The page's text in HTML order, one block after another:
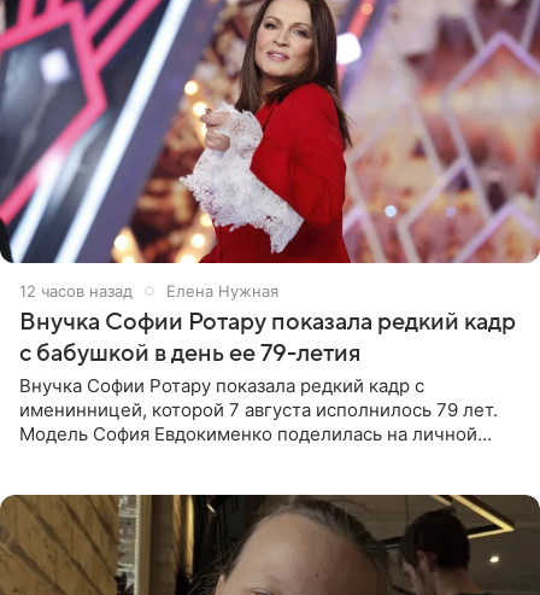
12 часов назад Елена Нужная
Внучка Софии Ротару показала редкий кадр
с бабушкой в день ее 79-летия
Внучка Софии Ротару показала редкий кадр с
именинницей, которой 7 августа исполнилось 79 лет.
Модель София Евдокименко поделилась на личной